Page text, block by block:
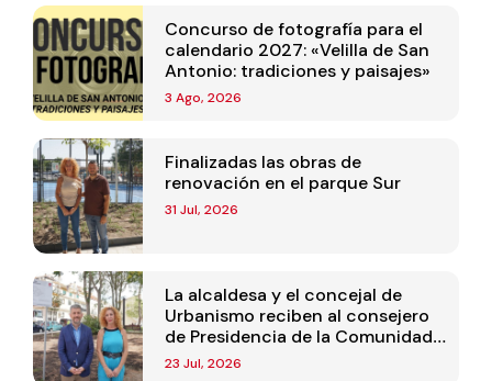
Concurso de fotografía para el
calendario 2027: «Velilla de San
Antonio: tradiciones y paisajes»
3 Ago, 2026
Finalizadas las obras de
renovación en el parque Sur
31 Jul, 2026
La alcaldesa y el concejal de
Urbanismo reciben al consejero
de Presidencia de la Comunidad
de Madrid
23 Jul, 2026